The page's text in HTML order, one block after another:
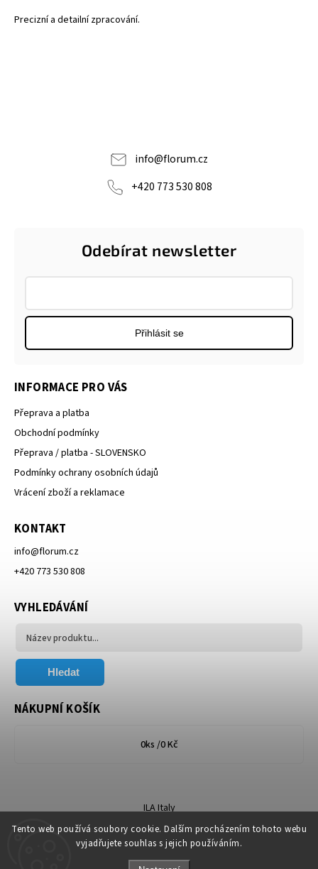
Tento web používá soubory cookie. Dalším procházením tohoto webu
vyjadřujete souhlas s jejich používáním.
Precizní a detailní zpracování.
info@florum.cz
+420 773 530 808
Odebírat newsletter
Přihlásit se
INFORMACE PRO VÁS
Přeprava a platba
Obchodní podmínky
Přeprava / platba - SLOVENSKO
Podmínky ochrany osobních údajů
Vrácení zboží a reklamace
KONTAKT
info@florum.cz
+420 773 530 808
VYHLEDÁVÁNÍ
Hledat
NÁKUPNÍ KOŠÍK
0ks /0 Kč
ILA Italy